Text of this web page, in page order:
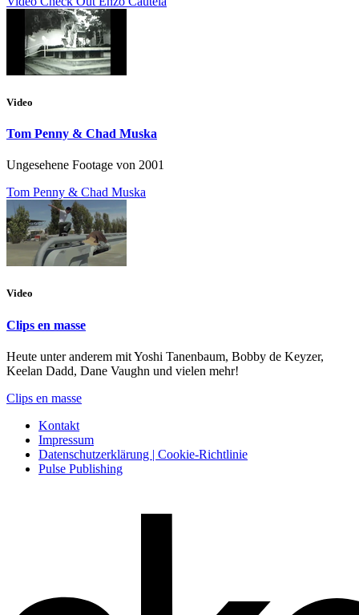
Video
Tom Penny & Chad Muska
Ungesehene Footage von 2001
Tom Penny & Chad Muska
Video
Clips en masse
Heute unter anderem mit Yoshi Tanenbaum, Bobby de Keyzer,
Keelan Dadd, Dane Vaughn und vielen mehr!
Clips en masse
Kontakt
Impressum
Datenschutzerklärung | Cookie-Richtlinie
Pulse Publishing